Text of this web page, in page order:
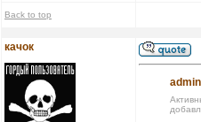
Back to top
качок